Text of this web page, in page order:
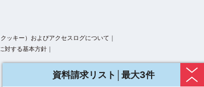
資料請求リスト│最大3件
ッキー）およびアクセスログについて ｜
対する基本方針 ｜